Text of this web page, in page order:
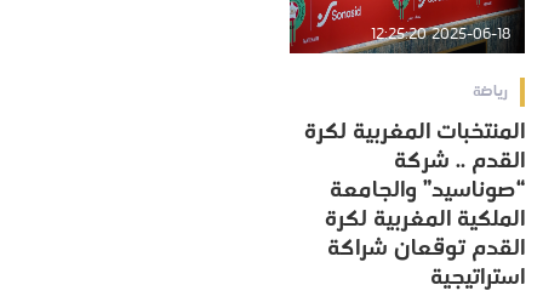
2025-06-18 12:25:20
رياضة
المنتخبات المغربية لكرة
القدم .. شركة
“صوناسيد” والجامعة
الملكية المغربية لكرة
القدم توقعان شراكة
استراتيجية